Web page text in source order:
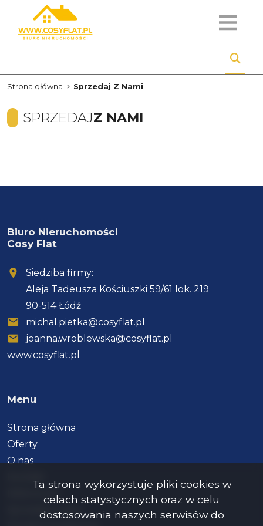
Strona główna Sprzedaj Z Nami
SPRZEDAJZ NAMI
Biuro Nieruchomości
Cosy Flat
Siedziba firmy:
Aleja Tadeusza Kościuszki 59/61 lok. 219
90-514 Łódź
michal.pietka@cosyflat.pl
joanna.wroblewska@cosyflat.pl
www.cosyflat.pl
Menu
Strona główna
Oferty
O nas
Referencje
Sprzedaj z nami
Ta strona wykorzystuje pliki cookies w
celach statystycznych oraz w celu
dostosowania naszych serwisów do